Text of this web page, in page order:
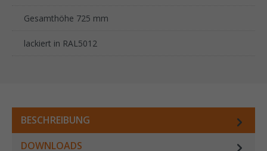
Gesamthöhe 725 mm
lackiert in RAL5012
BESCHREIBUNG
DOWNLOADS